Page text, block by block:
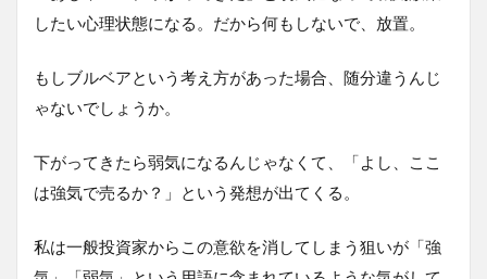
したい心理状態になる。だから何もしないで、放置。
もしブルベアという考え方があった場合、随分違うんじ
ゃないでしょうか。
下がってきたら弱気になるんじゃなくて、「よし、ここ
は強気で売るか？」という発想が出てくる。
私は一般投資家からこの意欲を消してしまう狙いが「強